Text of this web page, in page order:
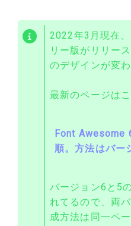
2022年3月現在
リー版がリリー
のデザインが変わ
最新のページは
Font Awesome
順。方法はバー
バージョン6と5
れてるので、両
成方法は同一ペ